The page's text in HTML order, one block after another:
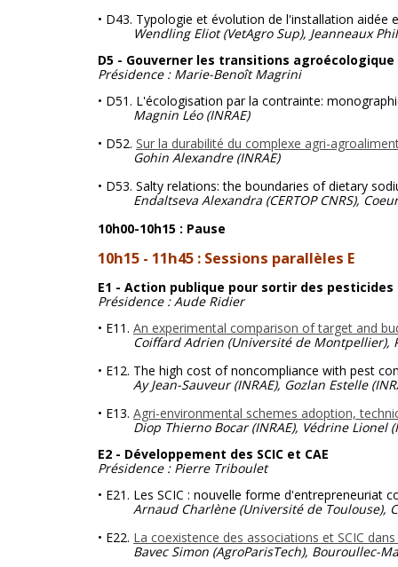
• D43. Typologie et évolution de l'installation aidée
Wendling Eliot (VetAgro Sup), Jeanneaux
D5 - Gouverner les transitions
Présidence : Marie-Benoît Magrini
• D51. L'écologisation par la contrainte:
Magnin Léo (INRAE)
• D52. Sur la durabilité du complexe agri-
Gohin Alexandre (INRAE)
• D53. Salty relations: the boundaries of dietary
Endaltseva Alexandra (CERTOP CNRS),
10h00-10h15 : Pause
10h15 - 11h45 : Sessions parallèles E
E1 - Action publique pour sortir des pesticides
Présidence : Aude Ridier
• E11. An experimental comparison of target and
Coiffard Adrien (Université de Montpellier),
• E12. The high cost of noncompliance with pest
Ay Jean-Sauveur (INRAE), Gozlan Estelle
• E13. Agri-environmental schemes adoption,
Diop Thierno Bocar (INRAE), Védrine Lionel
E2 - Développement des SCIC et CAE
Présidence : Pierre Triboulet
• E21. Les SCIC : nouvelle forme d'entrepreneuriat
Arnaud Charlène (Université de Toulouse),
• E22. La coexistence des associations et SCIC
Bavec Simon (AgroParisTech), Bouroullec-